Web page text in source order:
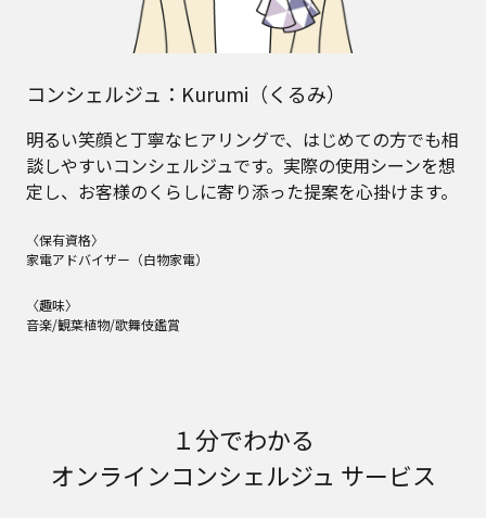
コンシェルジュ：Kurumi（くるみ）
明るい笑顔と丁寧なヒアリングで、はじめての方でも相
談しやすいコンシェルジュです。実際の使用シーンを想
定し、お客様のくらしに寄り添った提案を心掛けます。
〈保有資格〉
家電アドバイザー（白物家電）
〈趣味〉
音楽/観葉植物/歌舞伎鑑賞
１分でわかる
オンラインコンシェルジュ サービス